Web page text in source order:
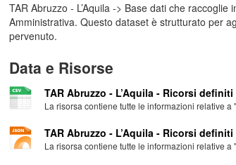
TAR Abruzzo - L’Aquila -> Base dati che
Amministrativa. Questo dataset è strutturato per
pervenuto.
Data e Risorse
TAR Abruzzo - L’Aquila - Ricorsi definiti
La risorsa contiene tutte le informazioni relative a
TAR Abruzzo - L’Aquila - Ricorsi definiti
La risorsa contiene tutte le informazioni relative a